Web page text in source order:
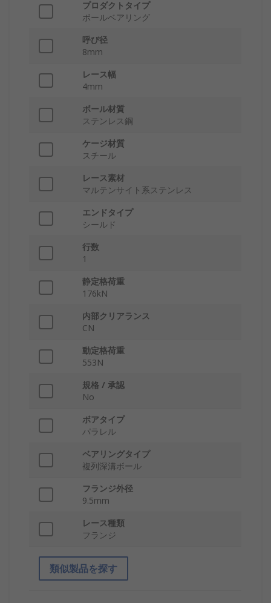
プロダクトタイプ
ボールベアリング
呼び径
8mm
レース幅
4mm
ボール材質
ステンレス鋼
ケージ材質
スチール
レース素材
マルテンサイト系ステンレス
エンドタイプ
シールド
行数
1
静定格荷重
176kN
内部クリアランス
CN
動定格荷重
553N
規格 / 承認
No
ボアタイプ
パラレル
ベアリングタイプ
複列深溝ボール
フランジ外径
9.5mm
レース種類
フランジ
類似製品を探す